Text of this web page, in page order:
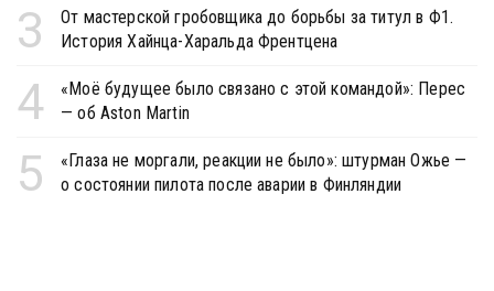
3
От мастерской гробовщика до борьбы за титул в Ф1.
История Хайнца-Харальда Френтцена
4
«Моё будущее было связано с этой командой»: Перес
— об Aston Martin
5
«Глаза не моргали, реакции не было»: штурман Ожье —
о состоянии пилота после аварии в Финляндии